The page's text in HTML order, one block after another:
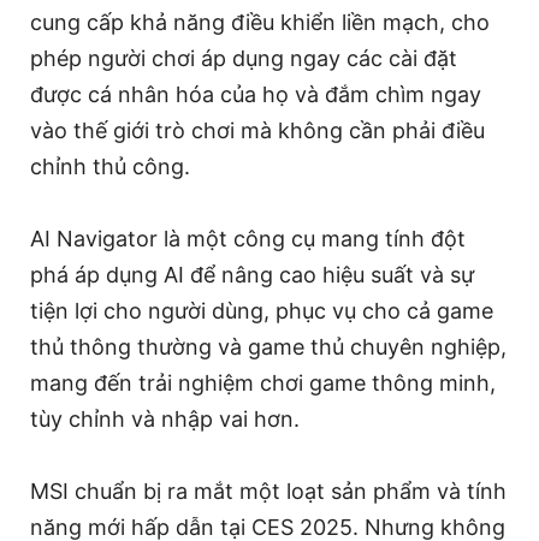
cung cấp khả năng điều khiển liền mạch, cho
phép người chơi áp dụng ngay các cài đặt
được cá nhân hóa của họ và đắm chìm ngay
vào thế giới trò chơi mà không cần phải điều
chỉnh thủ công.
AI Navigator là một công cụ mang tính đột
phá áp dụng AI để nâng cao hiệu suất và sự
tiện lợi cho người dùng, phục vụ cho cả game
thủ thông thường và game thủ chuyên nghiệp,
mang đến trải nghiệm chơi game thông minh,
tùy chỉnh và nhập vai hơn.
MSI chuẩn bị ra mắt một loạt sản phẩm và tính
năng mới hấp dẫn tại CES 2025. Nhưng không